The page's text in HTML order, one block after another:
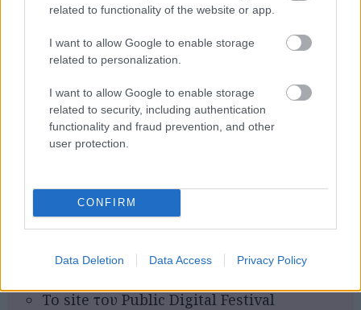
related to functionality of the website or app.
I want to allow Google to enable storage
related to personalization.
I want to allow Google to enable storage
related to security, including authentication
functionality and fraud prevention, and other
user protection.
CONFIRM
Data Deletion Data Access Privacy Policy
ΤΑΙΝΊΕΣ (ΕΛΛΗΝΙΚΌΣ ΤΊΤΛΟΣ)
ΤΑΙΝΊΕΣ (ΠΡΩΤΌΤΥΠΟΣ ΤΊΤΛΟΣ)
Όλες οι Αίθουσες
ΑΝΆ ΠΕΡΙΟΧΉ
MULTIPLEX
Το site του Public Digital Festival